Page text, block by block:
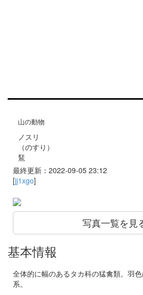
山の動物
ノスリ
（のすり）
鵟
最終更新：2022-09-05 23:12
[jj1xgo]
写真一覧を見
基本情報
全体的に幅のあるタカ科の猛禽類。羽
系。